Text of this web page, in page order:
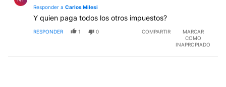
Responder a Carlos Milesi
Y quien paga todos los otros impuestos?
RESPONDER 1 0 COMPARTIR
MARCAR
COMO
INAPROPIADO